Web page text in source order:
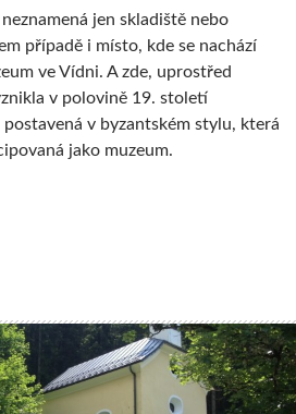
jen skladiště nebo
případě i místo, kde se nachází
ve Vídni. A zde, uprostřed
v polovině 19. století
v byzantském stylu, která
jako muzeum.
Museum Wien